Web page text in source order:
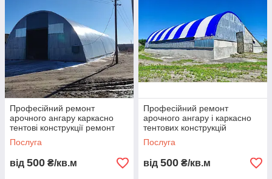
покриття.
До каталогу
Переваги каркасно-
тентових конструкцій
1
Швидке
виготовл
4
Індивіду
Професійний ремонт
арочного ангару каркасно
тентові конструкції ремонт
тентів ангарів перекриття
даху ПВХ тент
Послуга
від 500 ₴/кв.м
Професійний ремонт
арочного ангару і каркасно
тентових конструкцій
відновлення даху складу ПВХ
тент без зупинки роботи
Послуга
від 500 ₴/кв.м